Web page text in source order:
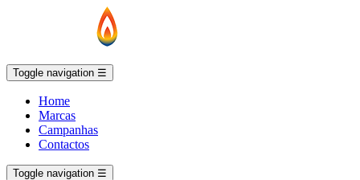
Toggle navigation ☰
Home
Marcas
Campanhas
Contactos
Toggle navigation ☰